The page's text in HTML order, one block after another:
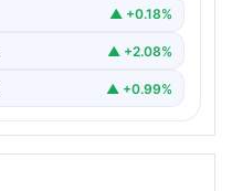
▲ +0.18%
▲ +2.08%
▲ +0.99%